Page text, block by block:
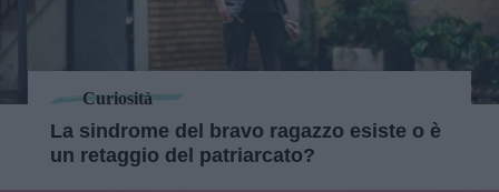
Curiosità
La sindrome del bravo ragazzo esiste o è
un retaggio del patriarcato?